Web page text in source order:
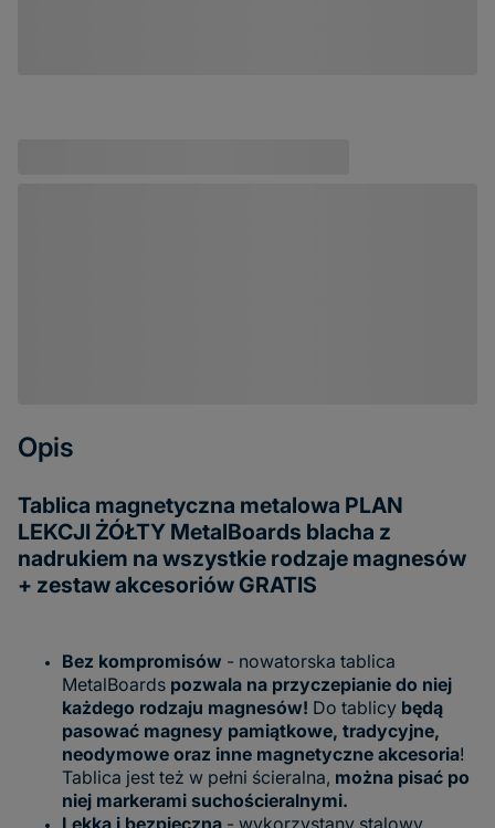
Opis
Tablica magnetyczna metalowa PLAN
LEKCJI ŻÓŁTY MetalBoards blacha z
nadrukiem na wszystkie rodzaje magnesów
+ zestaw akcesoriów GRATIS
Bez kompromisów - nowatorska tablica
MetalBoards pozwala na przyczepianie do niej
każdego rodzaju magnesów! Do tablicy będą
pasować magnesy pamiątkowe, tradycyjne,
neodymowe oraz inne magnetyczne akcesoria!
Tablica jest też w pełni ścieralna, można pisać po
niej markerami suchościeralnymi.